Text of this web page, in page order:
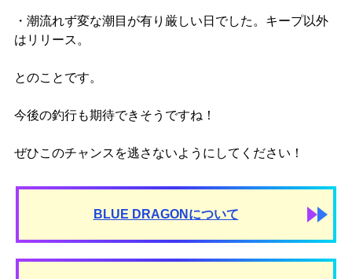
・潮流れず変な潮目が有り厳しい日でした。キープ以外
はリリース。
とのことです。
今後の釣行も期待できそうですね！
ぜひこのチャンスを逃さないようにしてください！
BLUE DRAGONについて